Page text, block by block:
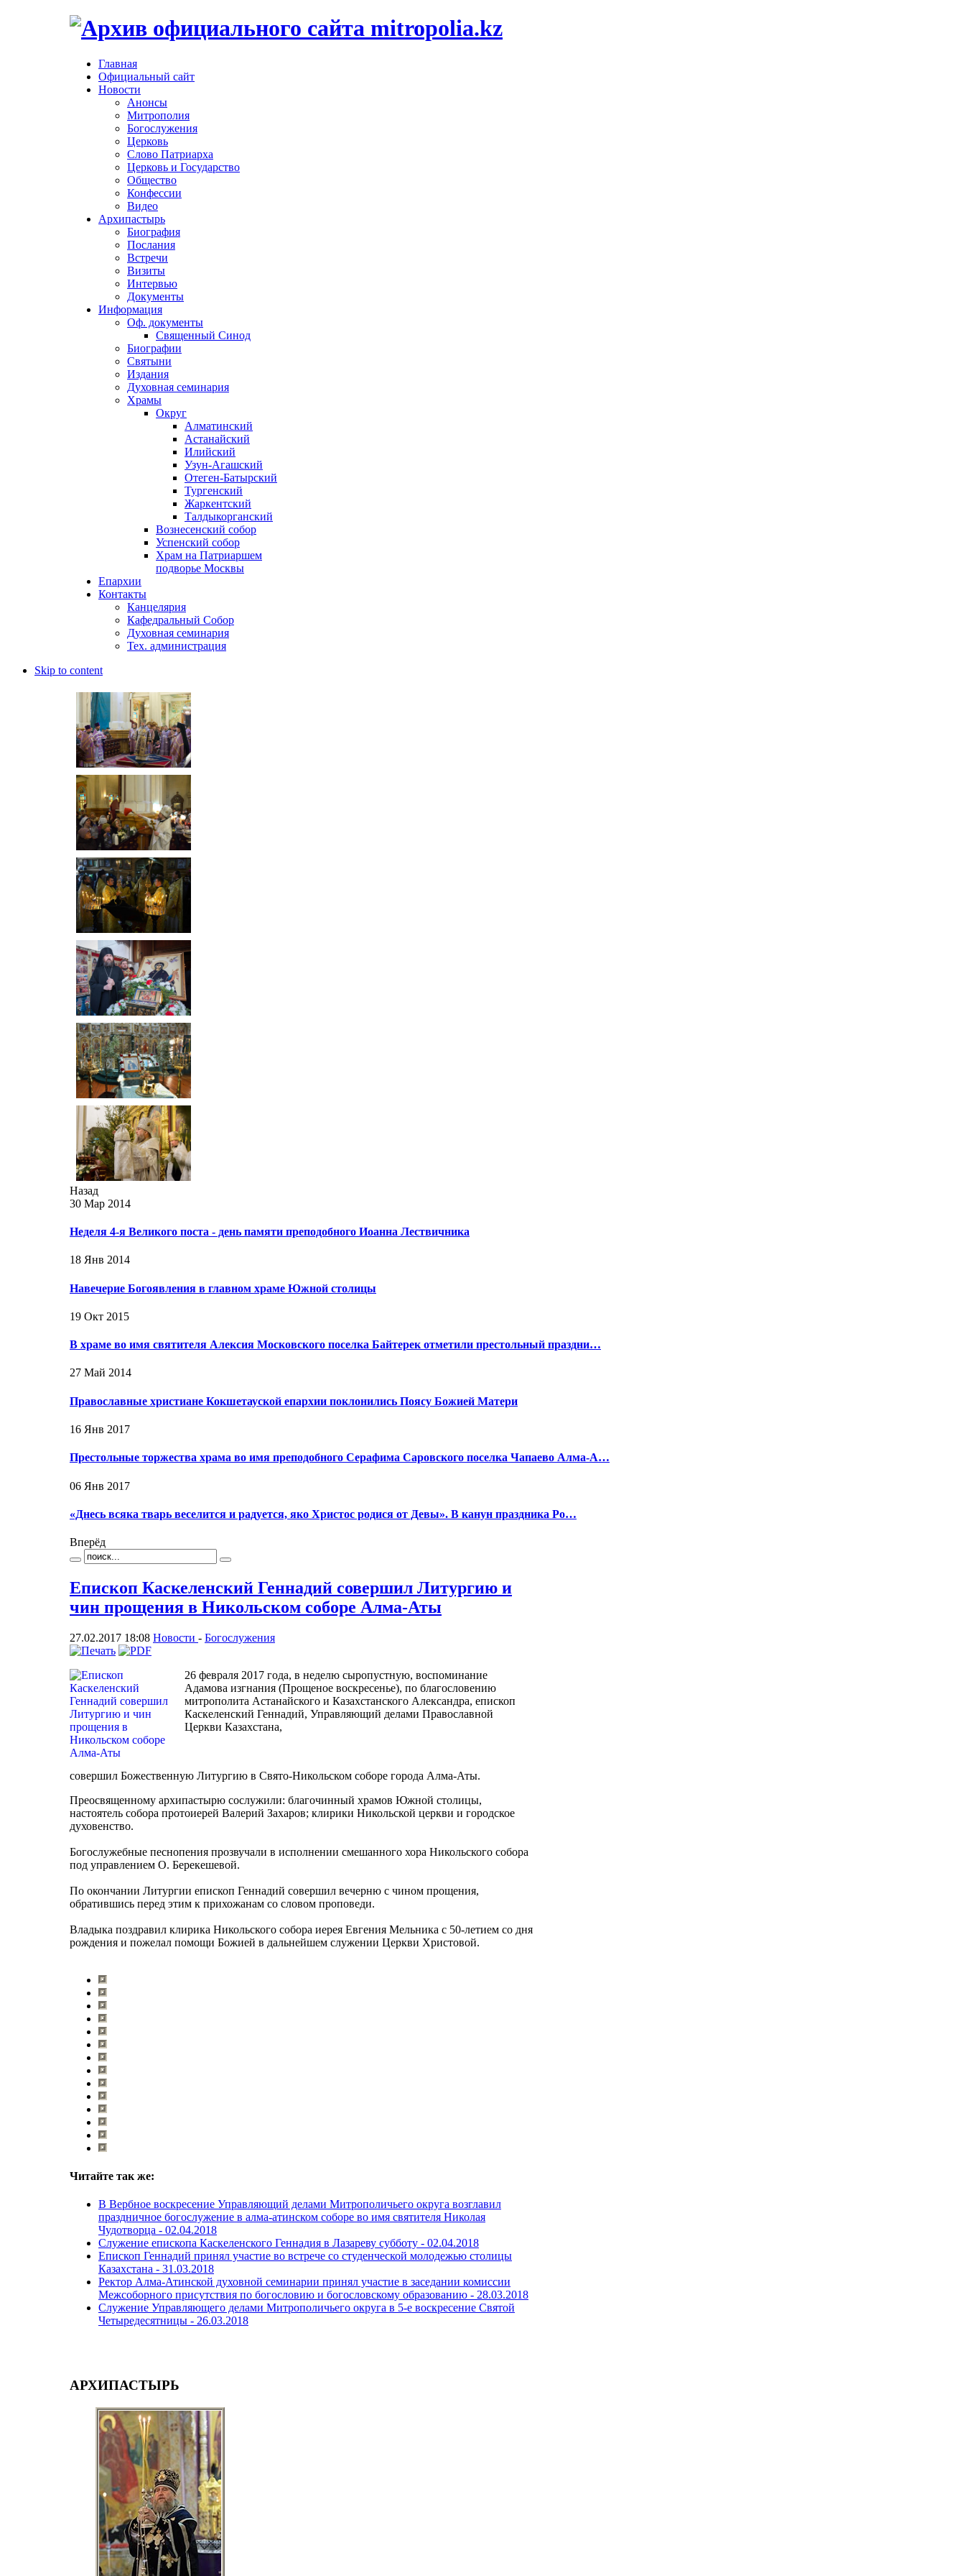
Главная
Официальный сайт
Новости
Анонсы
Митрополия
Богослужения
Церковь
Слово Патриарха
Церковь и Государство
Общество
Конфессии
Видео
Архипастырь
Биография
Послания
Встречи
Визиты
Интервью
Документы
Информация
Оф. документы
Священный Синод
Биографии
Святыни
Издания
Духовная семинария
Храмы
Округ
Алматинский
Астанайский
Илийский
Узун-Агашский
Отеген-Батырский
Тургенский
Жаркентский
Талдыкорганский
Вознесенский собор
Успенский собор
Храм на Патриаршем
подворье Москвы
Епархии
Контакты
Канцелярия
Кафедральный Собор
Духовная семинария
Тех. администрация
Skip to content
Назад
30 Мар 2014
Неделя 4-я Великого поста - день памяти преподобного Иоанна Лествичника
18 Янв 2014
Навечерие Богоявления в главном храме Южной столицы
19 Окт 2015
В храме во имя святителя Алексия Московского поселка Байтерек отметили престольный праздни…
27 Май 2014
Православные христиане Кокшетауской епархии поклонились Поясу Божией Матери
16 Янв 2017
Престольные торжества храма во имя преподобного Серафима Саровского поселка Чапаево Алма-А…
06 Янв 2017
«Днесь всяка тварь веселится и радуется, яко Христос родися от Девы». В канун праздника Ро…
Вперёд
Епископ Каскеленский Геннадий совершил Литургию и
чин прощения в Никольском соборе Алма-Аты
27.02.2017 18:08 Новости - Богослужения
26 февраля 2017 года, в неделю сыропустную, воспоминание
Адамова изгнания (Прощеное воскресенье), по благословению
митрополита Астанайского и Казахстанского Александра, епископ
Каскеленский Геннадий, Управляющий делами Православной
Церкви Казахстана,
совершил Божественную Литургию в Свято-Никольском соборе города Алма-Аты.
Преосвященному архипастырю сослужили: благочинный храмов Южной столицы,
настоятель собора протоиерей Валерий Захаров; клирики Никольской церкви и городское
духовенство.
Богослужебные песнопения прозвучали в исполнении смешанного хора Никольского собора
под управлением О. Берекешевой.
По окончании Литургии епископ Геннадий совершил вечерню с чином прощения,
обратившись перед этим к прихожанам со словом проповеди.
Владыка поздравил клирика Никольского собора иерея Евгения Мельника с 50-летием со дня
рождения и пожелал помощи Божией в дальнейшем служении Церкви Христовой.
Читайте так же:
В Вербное воскресение Управляющий делами Митрополичьего округа возглавил
праздничное богослужение в алма-атинском соборе во имя святителя Николая
Чудотворца - 02.04.2018
Служение епископа Каскеленского Геннадия в Лазареву субботу - 02.04.2018
Епископ Геннадий принял участие во встрече со студенческой молодежью столицы
Казахстана - 31.03.2018
Ректор Алма-Атинской духовной семинарии принял участие в заседании комиссии
Межсоборного присутствия по богословию и богословскому образованию - 28.03.2018
Служение Управляющего делами Митрополичьего округа в 5-е воскресение Святой
Четыредесятницы - 26.03.2018
АРХИПАСТЫРЬ